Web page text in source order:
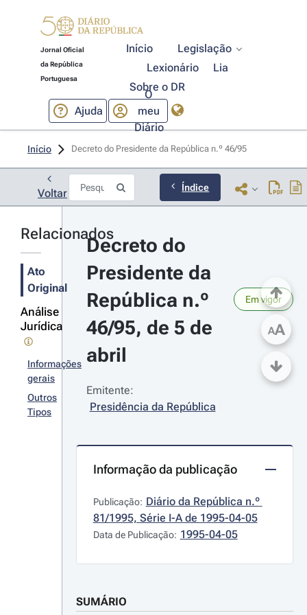
Jornal Oficial
da República
Portuguesa
Início
Legislação
Lexionário
Lia
Sobre o DR
Ajuda
O
meu
Diário
Início Decreto do Presidente da República n.º 46/95
Voltar Índice
Relacionados
Ato
Original
Análise
Jurídica
Informações
gerais
Outros
Tipos
Decreto do
Presidente da
República n.º
46/95, de 5 de
abril
Em vigor
Emitente:
Presidência da República
Informação da publicação
Publicação: Diário da República n.º
81/1995, Série I-A de 1995-04-05
Data de Publicação: 1995-04-05
SUMÁRIO
AA